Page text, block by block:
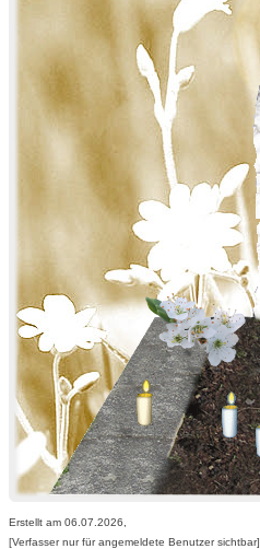
Erstellt am 06.07.2026,
[Verfasser nur für angemeldete Benutzer sichtbar]